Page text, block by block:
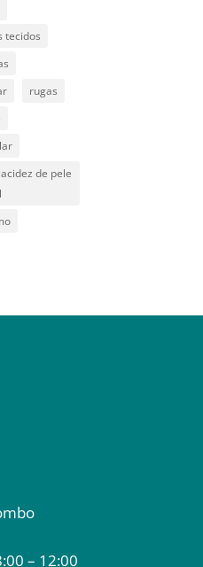
tecidos
rugas
de pele
– 12:00